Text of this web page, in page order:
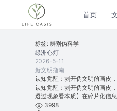
首页
标签: 辨别伪科学
绿洲心灯
2026-5-11
新文明指南
认知觉醒：剥开伪文明的画皮
认知觉醒：剥开伪文明的画皮
透过现象看本质】在碎片化信
3998